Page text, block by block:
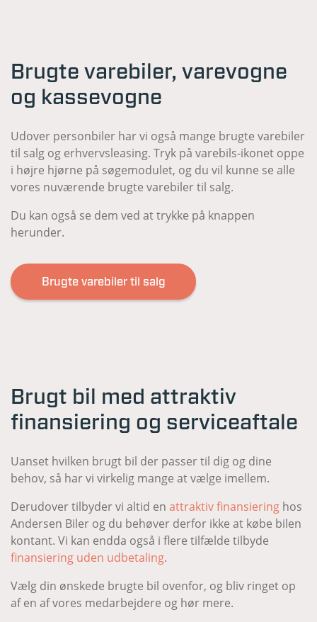
Brugte varebiler, varevogne
og kassevogne
Udover personbiler har vi også mange brugte varebiler
til salg og erhvervsleasing. Tryk på varebils-ikonet oppe
i højre hjørne på søgemodulet, og du vil kunne se alle
vores nuværende brugte varebiler til salg.
Du kan også se dem ved at trykke på knappen
herunder.
Brugte varebiler til salg
Brugt bil med attraktiv
finansiering og serviceaftale
Uanset hvilken brugt bil der passer til dig og dine
behov, så har vi virkelig mange at vælge imellem.
Derudover tilbyder vi altid en attraktiv finansiering hos
Andersen Biler og du behøver derfor ikke at købe bilen
kontant. Vi kan endda også i flere tilfælde tilbyde
finansiering uden udbetaling.
Vælg din ønskede brugte bil ovenfor, og bliv ringet op
af en af vores medarbejdere og hør mere.